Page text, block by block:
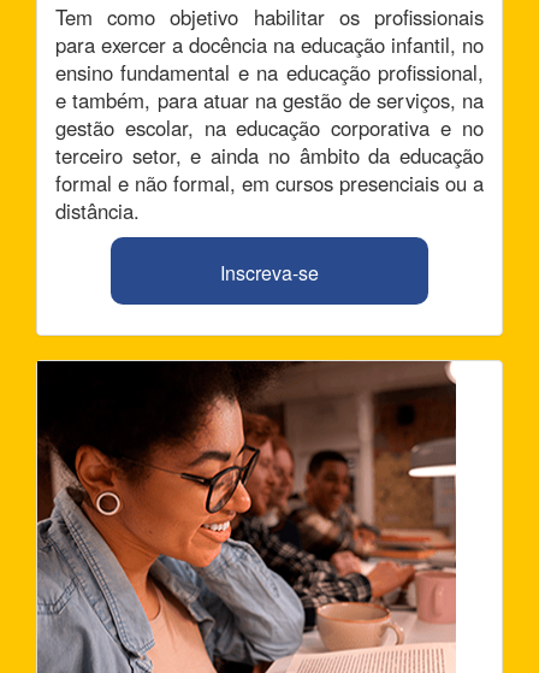
Tem como objetivo habilitar os profissionais
para exercer a docência na educação infantil, no
ensino fundamental e na educação profissional,
e também, para atuar na gestão de serviços, na
gestão escolar, na educação corporativa e no
terceiro setor, e ainda no âmbito da educação
formal e não formal, em cursos presenciais ou a
distância.
Inscreva-se